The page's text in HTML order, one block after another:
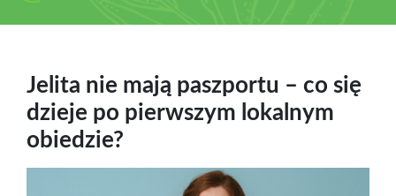
Jelita nie mają paszportu – co się
dzieje po pierwszym lokalnym
obiedzie?